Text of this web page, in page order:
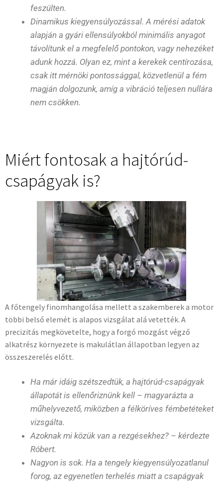
feszülten.
Dinamikus kiegyensúlyozással. A mérési adatok
alapján a gyári ellensúlyokból minimális anyagot
távolítunk el a megfelelő pontokon, vagy nehezéket
adunk hozzá. Olyan ez, mint a kerekek centírozása,
csak itt mérnöki pontossággal, közvetlenül a fém
magján dolgozunk, amíg a vibráció teljesen nullára
nem csökken.
Miért fontosak a hajtórúd-
csapágyak is?
A főtengely finomhangolása mellett a szakemberek a motor
többi belső elemét is alapos vizsgálat alá vetették. A
precizitás megkövetelte, hogy a forgó mozgást végző
alkatrész környezete is makulátlan állapotban legyen az
összeszerelés előtt.
Ha már idáig szétszedtük, a hajtórúd-csapágyak
állapotát is ellenőriznünk kell – magyarázta a
műhelyvezető, miközben a félköríves fémbetéteket
vizsgálta.
Azoknak mi közük van a rezgésekhez? – kérdezte
Róbert.
Nagyon is sok. Ha a tengely kiegyensúlyozatlanul
forog, az egyenetlen terhelés miatt a csapágyak